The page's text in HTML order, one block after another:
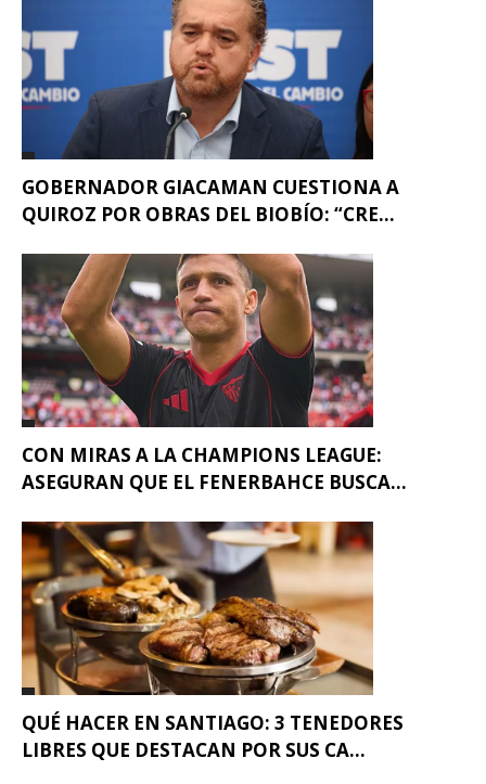
GOBERNADOR GIACAMAN CUESTIONA A
QUIROZ POR OBRAS DEL BIOBÍO: “CRE...
CON MIRAS A LA CHAMPIONS LEAGUE:
ASEGURAN QUE EL FENERBAHCE BUSCA...
QUÉ HACER EN SANTIAGO: 3 TENEDORES
LIBRES QUE DESTACAN POR SUS CA...